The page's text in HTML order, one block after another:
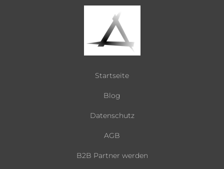
Startseite
Blog
Datenschutz
AGB
B2B Partner werden